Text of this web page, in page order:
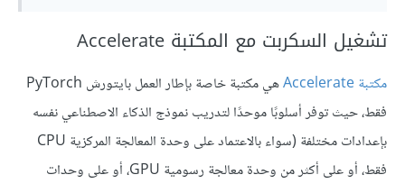
تشغيل السكربت مع المكتبة Accelerate
مكتبة Accelerate
هي مكتبة خاصة بإطار العمل بايتورش PyTorch
فقط، حيث توفر أسلوبًا موحدًا لتدريب نموذج الذكاء الاصطناعي نفسه
بإعدادات مختلفة (سواء بالاعتماد على وحدة المعالجة المركزية CPU
فقط، أو على أكثر من وحدة معالجة رسومية GPU، أو على وحدات